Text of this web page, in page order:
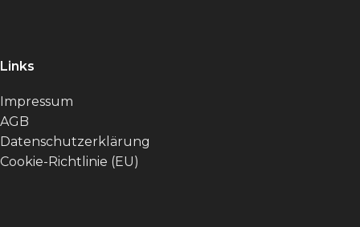
Links
Impressum
AGB
Datenschutzerklärung
Cookie-Richtlinie (EU)